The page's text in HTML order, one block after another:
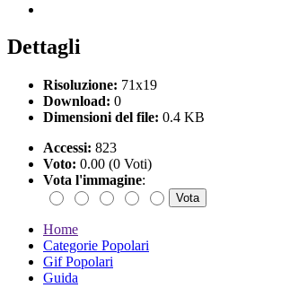
Dettagli
Risoluzione: 71x19
Download: 0
Dimensioni del file: 0.4 KB
Accessi: 823
Voto: 0.00 (0 Voti)
Vota l'immagine:
Home
Categorie Popolari
Gif Popolari
Guida